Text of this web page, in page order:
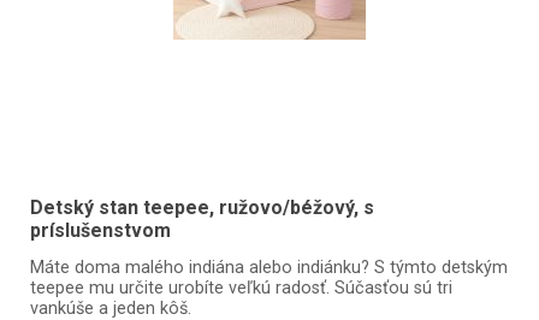
Detský stan teepee, ružovo/béžový, s
príslušenstvom
Máte doma malého indiána alebo indiánku? S týmto detským
teepee mu určite urobíte veľkú radosť. Súčasťou sú tri
vankúše a jeden kôš.